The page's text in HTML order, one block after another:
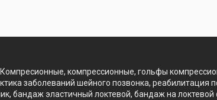
компрессионные, гольфы
заболеваний шейного позвонка, реабилитация
эластичный локтевой, бандаж на локтевой